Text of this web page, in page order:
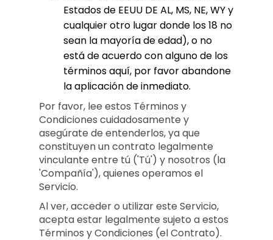
Estados de EEUU DE AL, MS, NE, WY y
cualquier otro lugar donde los 18 no
sean la mayoría de edad), o no
está de acuerdo con alguno de los
términos aquí, por favor abandone
la aplicación de inmediato.
Por favor, lee estos Términos y
Condiciones cuidadosamente y
asegúrate de entenderlos, ya que
constituyen un contrato legalmente
vinculante entre tú ('Tú') y nosotros (la
'Compañía'), quienes operamos el
Servicio.
Al ver, acceder o utilizar este Servicio,
acepta estar legalmente sujeto a estos
Términos y Condiciones (el Contrato).